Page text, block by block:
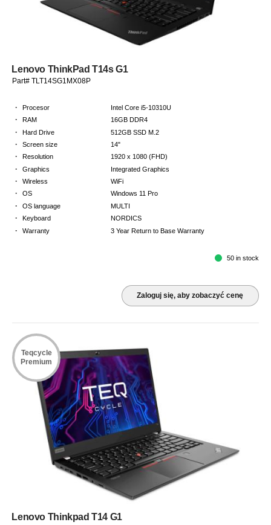
Lenovo ThinkPad T14s G1
Part# TLT14SG1MX08P
· Procesor Intel Core i5-10310U
· RAM 16GB DDR4
· Hard Drive 512GB SSD M.2
· Screen size 14"
· Resolution 1920 x 1080 (FHD)
· Graphics Integrated Graphics
· Wireless WiFi
· OS Windows 11 Pro
· OS language MULTI
· Keyboard NORDICS
· Warranty 3 Year Return to Base Warranty
50 in stock
Zaloguj się, aby zobaczyć cenę
Teqcycle
Premium
Lenovo Thinkpad T14 G1